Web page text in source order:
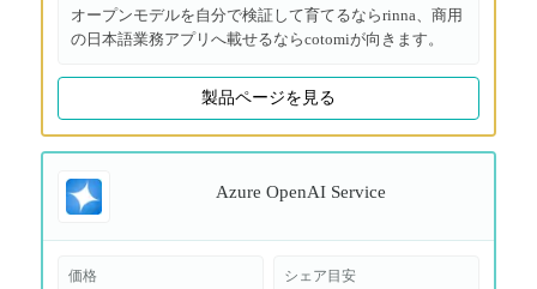
オープンモデルを自分で検証して育てるならrinna、商用
の日本語業務アプリへ載せるならcotomiが向きます。
製品ページを見る
Azure OpenAI Service
価格 シェア目安